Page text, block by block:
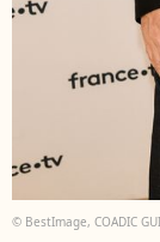
© BestImage, COADIC